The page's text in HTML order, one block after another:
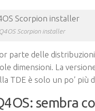
Q4OS Scorpion installer
parte delle
dimensioni. La
TDE è solo un po’ più
sembra